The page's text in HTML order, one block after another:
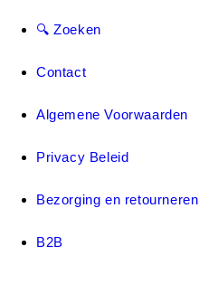
🔍 Zoeken
Contact
Algemene Voorwaarden
Privacy Beleid
Bezorging en retourneren
B2B